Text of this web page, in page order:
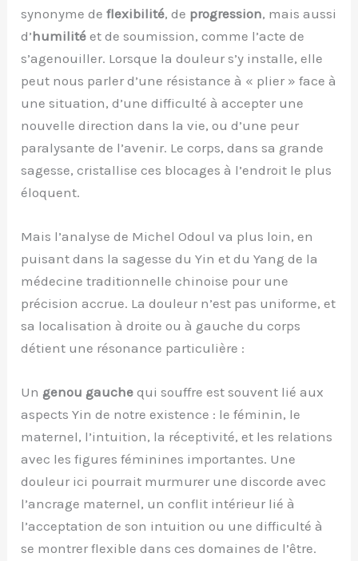
synonyme deflexibilité, de progression, mais aussi
d’humilité et de soumission, comme l’acte de
s’agenouiller. Lorsque la douleur s’y installe, elle
peut nous parler d’une résistance à « plier » face à
une situation, d’une difficulté à accepter une
nouvelle direction dans la vie, ou d’une peur
paralysante de l’avenir. Le corps, dans sa grande
sagesse, cristallise ces blocages à l’endroit le plus
éloquent.
Mais l’analyse de Michel Odoul va plus loin, en
puisant dans la sagesse du Yin et du Yang de la
médecine traditionnelle chinoise pour une
précision accrue. La douleur n’est pas uniforme, et
sa localisation à droite ou à gauche du corps
détient une résonance particulière :
Un genou gauche qui souffre est souvent lié aux
aspects Yin de notre existence : le féminin, le
maternel, l’intuition, la réceptivité, et les relations
avec les figures féminines importantes. Une
douleur ici pourrait murmurer une discorde avec
l’ancrage maternel, un conflit intérieur lié à
l’acceptation de son intuition ou une difficulté à
se montrer flexible dans ces domaines de l’être.